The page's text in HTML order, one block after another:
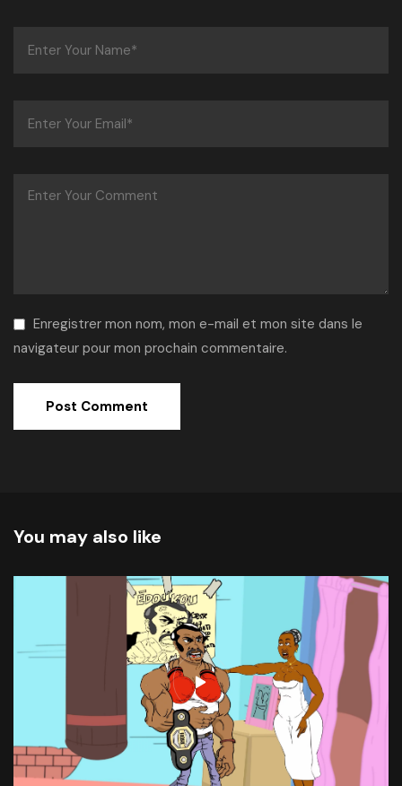
Enregistrer mon nom, mon e-mail et mon site dans le
navigateur pour mon prochain commentaire.
You may also like